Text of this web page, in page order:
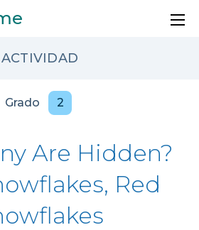
ACTIVIDAD
Grado 2
Are Hidden?
Red